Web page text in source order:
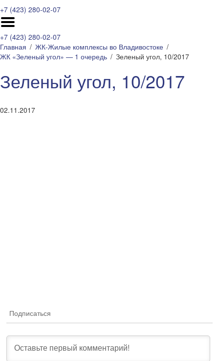
+7 (423) 280-02-07
+7 (423) 280-02-07
Главная
ЖК-Жилые комплексы во Владивостоке
ЖК «Зеленый угол» — 1 очередь
Зеленый угол, 10/2017
Зеленый угол, 10/2017
02.11.2017
Подписаться